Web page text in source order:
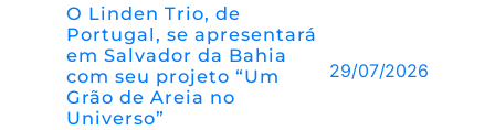
O Linden Trio, de
Portugal, se apresentará
em Salvador da Bahia
com seu projeto “Um
Grão de Areia no
Universo”
29/07/2026